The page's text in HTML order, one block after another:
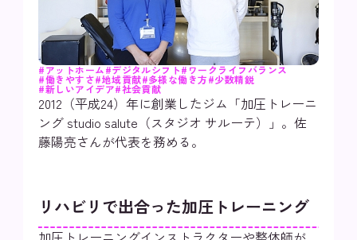
#アットホーム#デジタルシフト#ワークライフバランス
#働きやすさ#地域貢献#多様な働き方#少数精鋭
#新しいアイデア#社会貢献
2012（平成24）年に創業したジム「加圧トレーニ
ング studio salute（スタジオ サルーテ）」。佐
藤陽亮さんが代表を務める。
リハビリで出合った加圧トレーニング